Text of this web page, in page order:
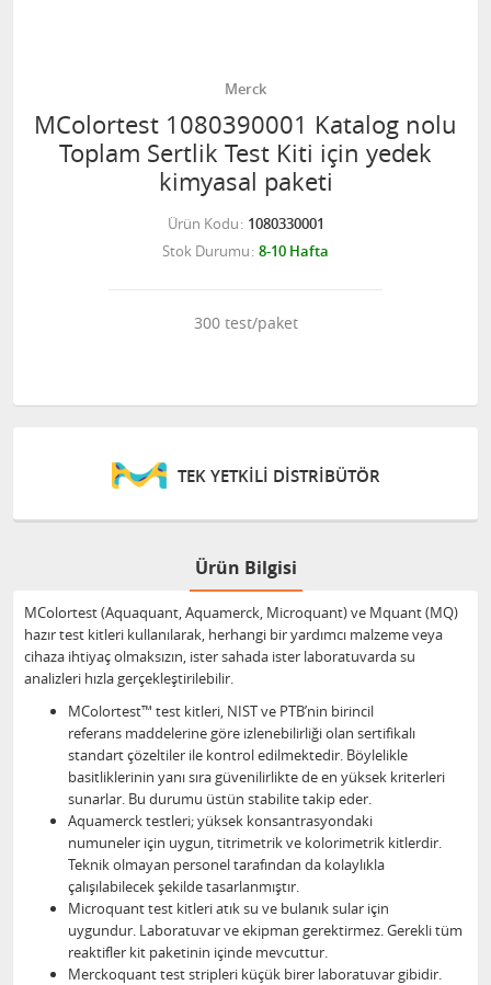
Merck
MColortest 1080390001 Katalog nolu
Toplam Sertlik Test Kiti için yedek
kimyasal paketi
Ürün Kodu 1080330001
Stok Durumu 8-10 Hafta
300 test/paket
TEK YETKİLİ DİSTRİBÜTÖR
Ürün Bilgisi
MColortest (Aquaquant, Aquamerck, Microquant) ve Mquant (MQ)
hazır test kitleri kullanılarak, herhangi bir yardımcı malzeme veya
cihaza ihtiyaç olmaksızın, ister sahada ister laboratuvarda su
analizleri hızla gerçekleştirilebilir.
MColortest™ test kitleri, NIST ve PTB’nin birincil
referans maddelerine göre izlenebilirliği olan sertifikalı
standart çözeltiler ile kontrol edilmektedir. Böylelikle
basitliklerinin yanı sıra güvenilirlikte de en yüksek kriterleri
sunarlar. Bu durumu üstün stabilite takip eder.
Aquamerck testleri; yüksek konsantrasyondaki
numuneler için uygun, titrimetrik ve kolorimetrik kitlerdir.
Teknik olmayan personel tarafından da kolaylıkla
çalışılabilecek şekilde tasarlanmıştır.
Microquant test kitleri atık su ve bulanık sular için
uygundur. Laboratuvar ve ekipman gerektirmez. Gerekli tüm
reaktifler kit paketinin içinde mevcuttur.
Merckoquant test stripleri küçük birer laboratuvar gibidir.